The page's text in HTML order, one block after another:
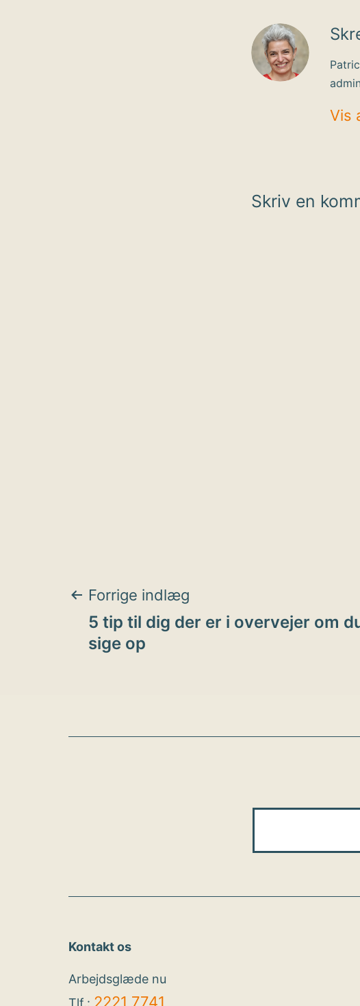
Vis
Skriv en
Indlægsnavigation
Forrige indlæg
5 tip til dig der er i overvejer om
sige op
Kontakt os
Arbejdsglæde nu
2221 7741